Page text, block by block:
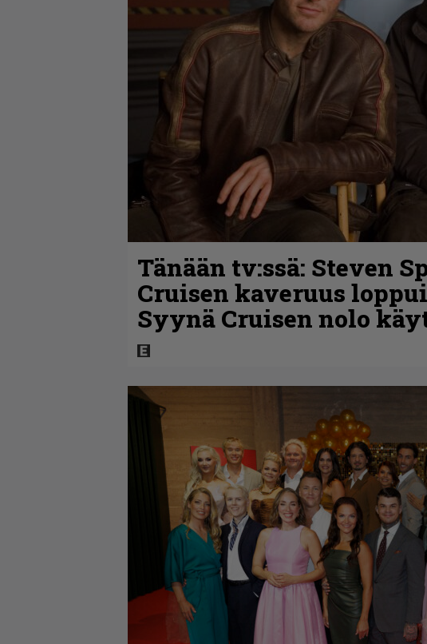
Tänään tv:ssä: Steven
Cruisen kaveruus
Syynä Cruisen nolo